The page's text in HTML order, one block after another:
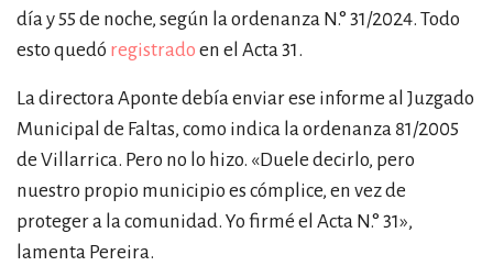
día y 55 de noche, según la ordenanza N.° 31/2024. Todo
esto quedó registrado en el Acta 31.
La directora Aponte debía enviar ese informe al Juzgado
Municipal de Faltas, como indica la ordenanza 81/2005
de Villarrica. Pero no lo hizo. «Duele decirlo, pero
nuestro propio municipio es cómplice, en vez de
proteger a la comunidad. Yo firmé el Acta N.° 31»,
lamenta Pereira.